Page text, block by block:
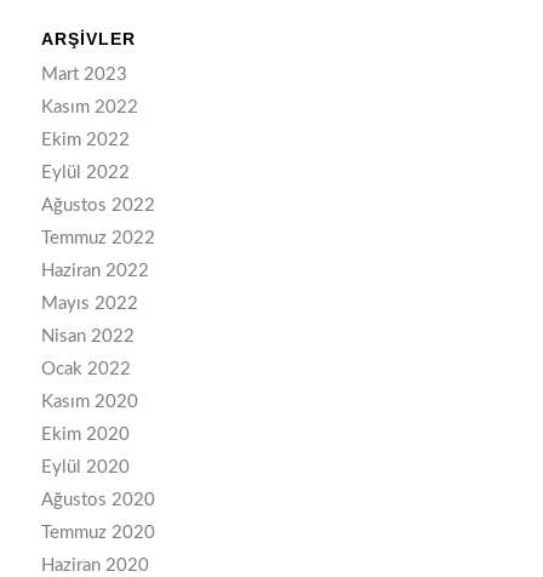
ARŞIVLER
Mart 2023
Kasım 2022
Ekim 2022
Eylül 2022
Ağustos 2022
Temmuz 2022
Haziran 2022
Mayıs 2022
Nisan 2022
Ocak 2022
Kasım 2020
Ekim 2020
Eylül 2020
Ağustos 2020
Temmuz 2020
Haziran 2020